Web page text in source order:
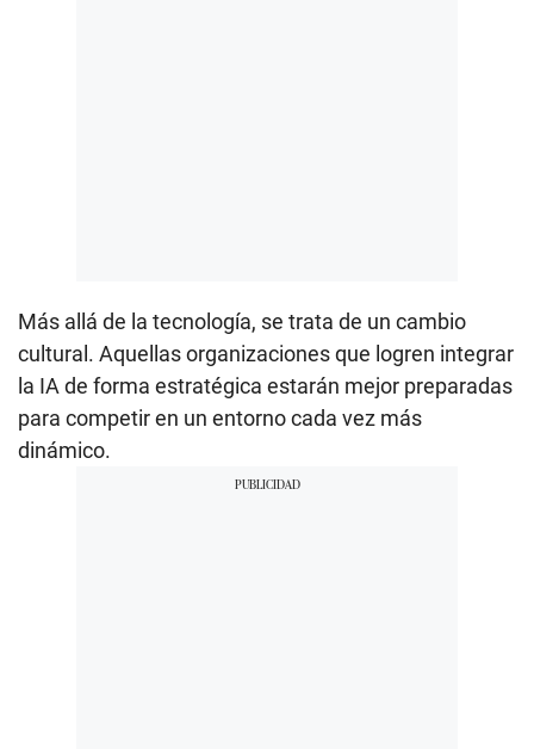
Más allá de la tecnología, se trata de un cambio
cultural. Aquellas organizaciones que logren integrar
la IA de forma estratégica estarán mejor preparadas
para competir en un entorno cada vez más
dinámico.